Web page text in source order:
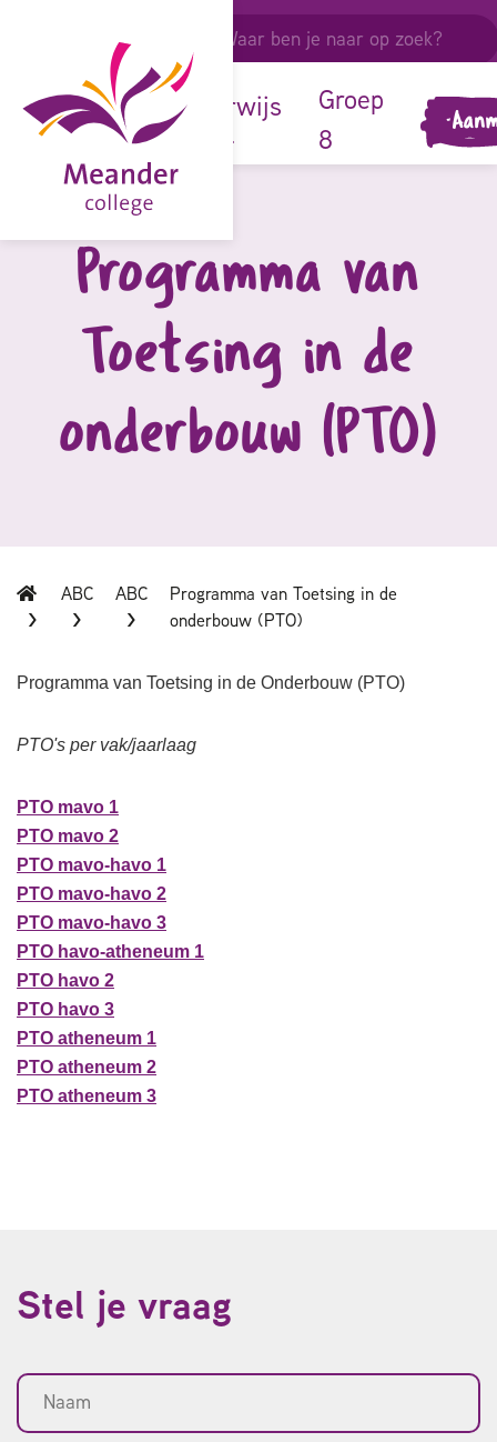
leerlingen
onze
school
onderwijs
Groep
8
Programma van
Toetsing in de
onderbouw (PTO)
ABC ABC
Programma van Toetsing in de
onderbouw (PTO)
Programma van Toetsing in de Onderbouw (PTO)
PTO's per vak/jaarlaag
PTO mavo 1
PTO mavo 2
PTO mavo-havo 1
PTO mavo-havo 2
PTO mavo-havo 3
PTO havo-atheneum 1
PTO havo 2
PTO havo 3
PTO atheneum 1
PTO atheneum 2
PTO atheneum 3
Stel je vraag